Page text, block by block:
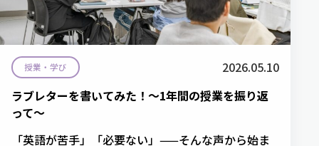
授業・学び
2026.05.10
ラブレターを書いてみた！～1年間の授業を振り返
って～
「英語が苦手」「必要ない」——そんな声から始ま